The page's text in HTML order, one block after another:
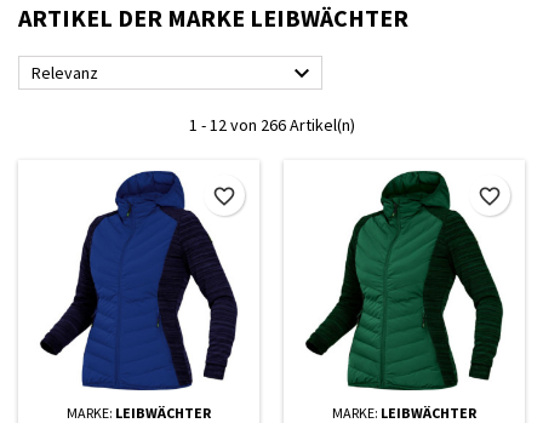
ARTIKEL DER MARKE LEIBWÄCHTER
Relevanz 
1 - 12 von 266 Artikel(n)
MARKE: LEIBWÄCHTER
favorite_border
MARKE: LEIBWÄCHTER
favorite_border